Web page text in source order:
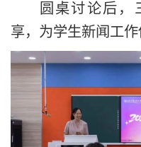
圆桌讨论后，
享，为学生新闻工作